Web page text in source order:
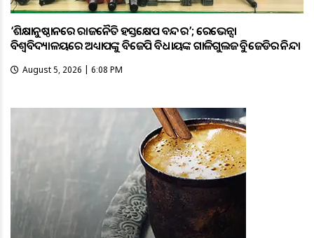
‘ଶିକ୍ଷାନୁଷ୍ଠାନରେ ରାଜନୈତିକ ହସ୍ତକ୍ଷେପ ବନ୍ଦ କର’; ରେଭେନ୍ସା
ବିଶ୍ୱବିଦ୍ୟାଳୟରେ ଅଧ୍ୟାପକଙ୍କୁ ବିଜେପି ବିଧାୟକଙ୍କ ଗାଳିଗୁଲଜକୁ ବିଜେଡିର ନିନ୍ଦା
August 5, 2026 | 6:08 PM